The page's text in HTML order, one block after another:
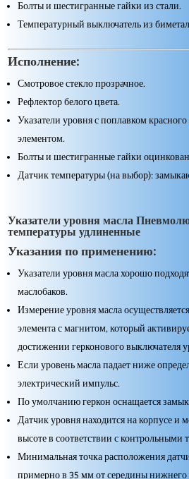
Болты и шестигранные гайки из стали.
Температурный выключатель из
Исполнение:
Смотровое стекло прозрачное.
Рефлектор белого цвета.
Указатели уровня с поплавком
элементом.
Болты и шестигранные гайки
Датчик температуры (на выбор):
Указатели уровня масла
температуры удлиненные
Указания по применению:
Указатели уровня масла хорошо
маслобаков.
Измерение уровня масла
элемента с магнитом, который
достижении герконового выключателя
Если уровень масла падает ниже
электрический импульс.
По умолчанию геркон оснащается
Датчик уровня находится на корпусе и
высоте в соответствии с
Минимальная точка расположения
примерно в 35 мм от середины нижнего